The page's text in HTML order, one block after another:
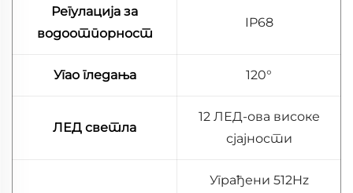
Регулација за
водоотпорност
IP68
Угао гледања 120°
ЛЕД светла
12 ЛЕД-ова високе
сјајности
Уграђени 512Hz